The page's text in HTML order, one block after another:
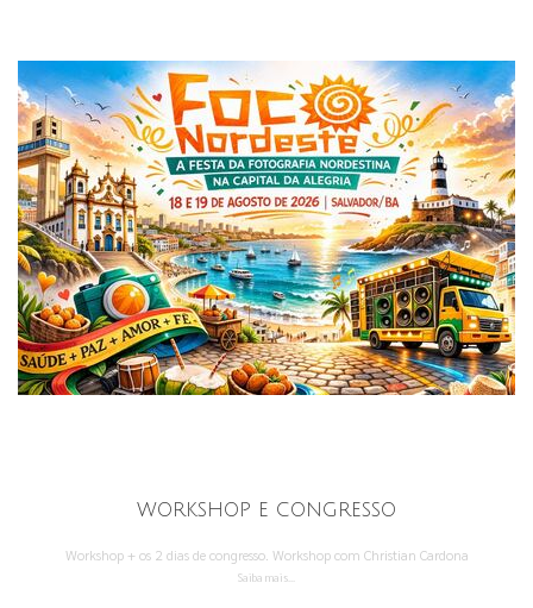
WORKSHOP E CONGRESSO
Workshop + os 2 dias de congresso. Workshop com Christian Cardona
Saiba mais...